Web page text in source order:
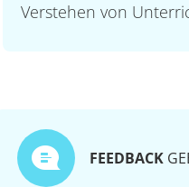
Verstehen von
FEEDBACK